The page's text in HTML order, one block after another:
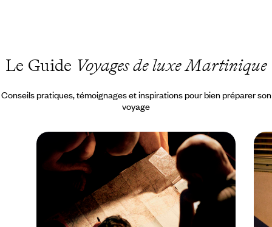
Le Guide Voyages de luxe Martinique
Conseils pratiques, témoignages et inspirations pour bien préparer son
voyage